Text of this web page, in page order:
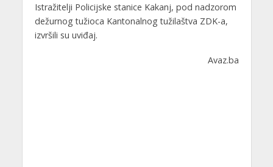
Istražitelji Policijske stanice Kakanj, pod nadzorom
dežurnog tužioca Kantonalnog tužilaštva ZDK-a,
izvršili su uviđaj.
Avaz.ba